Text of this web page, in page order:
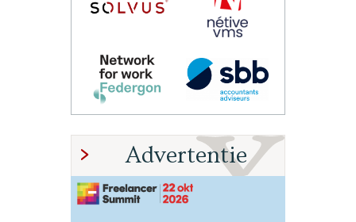
Advertentie